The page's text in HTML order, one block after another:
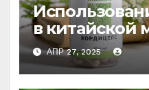
в китайской
природное
против
истощения
АПР 27, 2025